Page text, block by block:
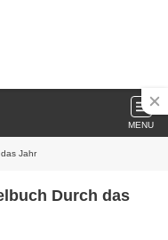
MENU
Jahr
Durch das